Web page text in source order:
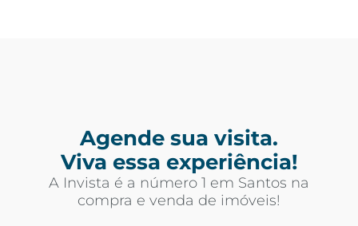
Agende sua visita.
Viva essa experiência!
A Invista é a número 1 em Santos na
compra e venda de imóveis!